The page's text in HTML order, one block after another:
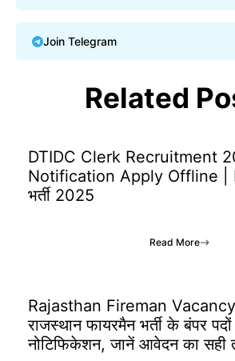
Join Telegram
Related
DTIDC Clerk Recruitment
Notification Apply Offline |
भर्ती 2025
Read More
Rajasthan Fireman
राजस्थान फायरमैन भर्ती के बंपर
नोटिफिकेशन, जानें आवेदन का सही